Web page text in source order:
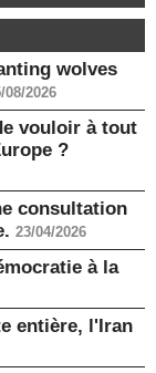
wolves
08/2026
vouloir à tout
?
consultation
23/04/2026
à la
entière, l'Iran